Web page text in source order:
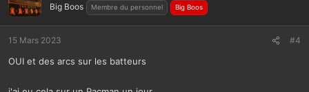
Big Boos Membre du personnel Big Boos
15 Mars 2023 #4
OUI et des arcs sur les batteurs